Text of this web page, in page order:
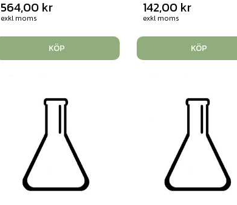
564,00 kr
exkl moms
KÖP
142,00 kr
exkl moms
KÖP